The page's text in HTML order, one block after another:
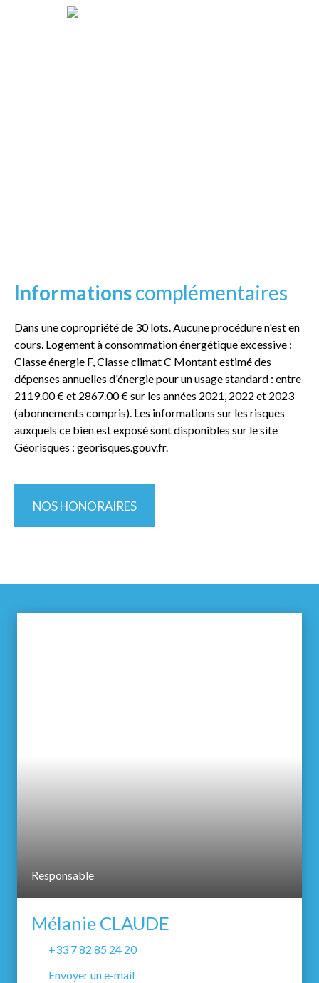
Informationscomplémentaires
Dans une copropriété de 30 lots. Aucune procédure n'est en
cours. Logement à consommation énergétique excessive :
Classe énergie F, Classe climat C Montant estimé des
dépenses annuelles d'énergie pour un usage standard : entre
2119.00 € et 2867.00 € sur les années 2021, 2022 et 2023
(abonnements compris). Les informations sur les risques
auxquels ce bien est exposé sont disponibles sur le site
Géorisques : georisques.gouv.fr.
NOS HONORAIRES
Responsable
Mélanie CLAUDE
+33 7 82 85 24 20
Envoyer un e-mail